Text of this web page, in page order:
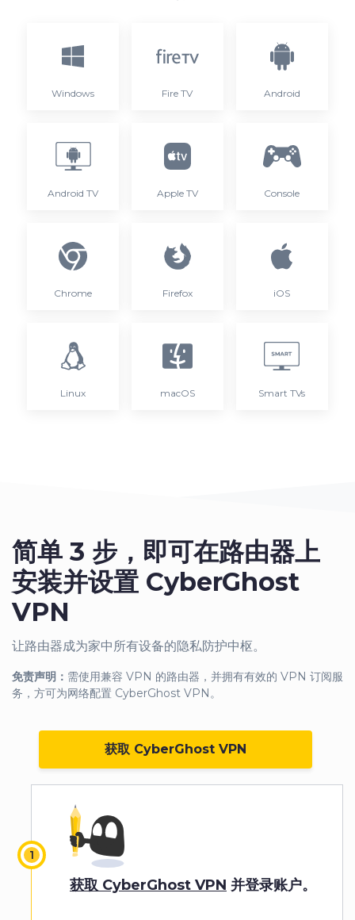
Windows Fire TV Android
Android TV Apple TV Console
Chrome Firefox iOS
Linux macOS Smart TVs
简单 3 步，即可在路由器上
安装并设置 CyberGhost
VPN
让路由器成为家中所有设备的隐私防护中枢。
免责声明： 需使用兼容 VPN 的路由器，并拥有有效的 VPN 订阅服
务，方可为网络配置 CyberGhost VPN。
获取 CyberGhost VPN
获取 CyberGhost VPN 并登录账户。